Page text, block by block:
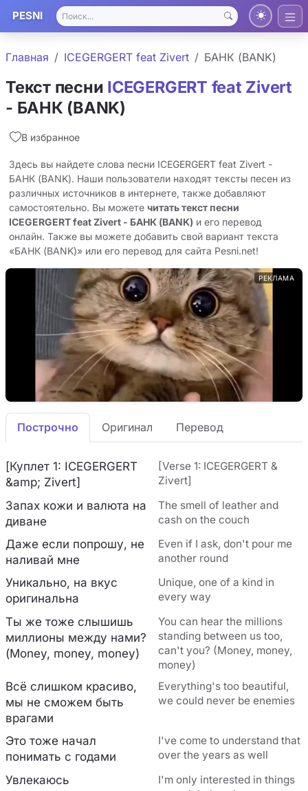
PESNI
Главная ICEGERGERT feat Zivert БАНК (BANK)
Текст песни ICEGERGERT feat Zivert
- БАНК (BANK)
В избранное
Здесь вы найдете слова песни ICEGERGERT feat Zivert -
БАНК (BANK). Наши пользователи находят тексты песен из
различных источников в интернете, также добавляют
самостоятельно. Вы можете читать текст песни
ICEGERGERT feat Zivert - БАНК (BANK) и его перевод
онлайн. Также вы можете добавить свой вариант текста
«БАНК (BANK)» или его перевод для сайта Pesni.net!
РЕКЛАМА
Построчно Оригинал Перевод
[Куплет 1: ICEGERGERT
&amp; Zivert]
[Verse 1: ICEGERGERT &
Zivert]
Запах кожи и валюта на
диване
The smell of leather and
cash on the couch
Даже если попрошу, не
наливай мне
Even if I ask, don't pour me
another round
Уникально, на вкус
оригинальна
Unique, one of a kind in
every way
Ты же тоже слышишь
миллионы между нами?
(Money, money, money)
You can hear the millions
standing between us too,
can't you? (Money, money,
money)
Всё слишком красиво,
мы не сможем быть
врагами
Everything's too beautiful,
we could never be enemies
Это тоже начал
понимать с годами
I've come to understand that
over the years as well
Увлекаюсь
I'm only interested in things